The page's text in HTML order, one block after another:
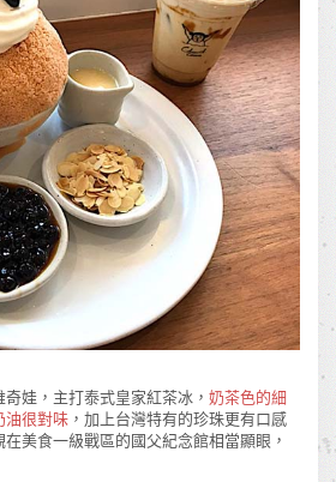
娃，主打泰式皇家紅茶冰， 奶茶色的細
油很對味 ，加上台灣特有的珍珠更有口感
美食一級戰區的國父紀念館相當顯眼，